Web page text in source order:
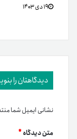
۱۹ دی ۱۴۰۳
دیدگاهتان را
نشانی ایمیل شما
متن دیدگاه*